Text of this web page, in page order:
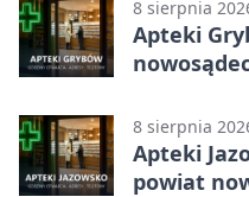
8 sierpnia
Apteki
8 sierpnia
Apteki
powiat